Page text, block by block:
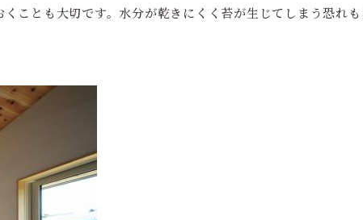
ことも大切です。水分が乾きにくく苔が生じてしまう恐れも